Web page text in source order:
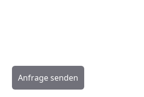
Anfrage senden